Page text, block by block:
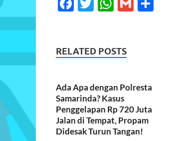
b
o
k
er s
p
p
RELATED POSTS
Ada Apa dengan Polresta
Samarinda? Kasus
Penggelapan Rp 720 Juta
Jalan di Tempat, Propam
Didesak Turun Tangan!